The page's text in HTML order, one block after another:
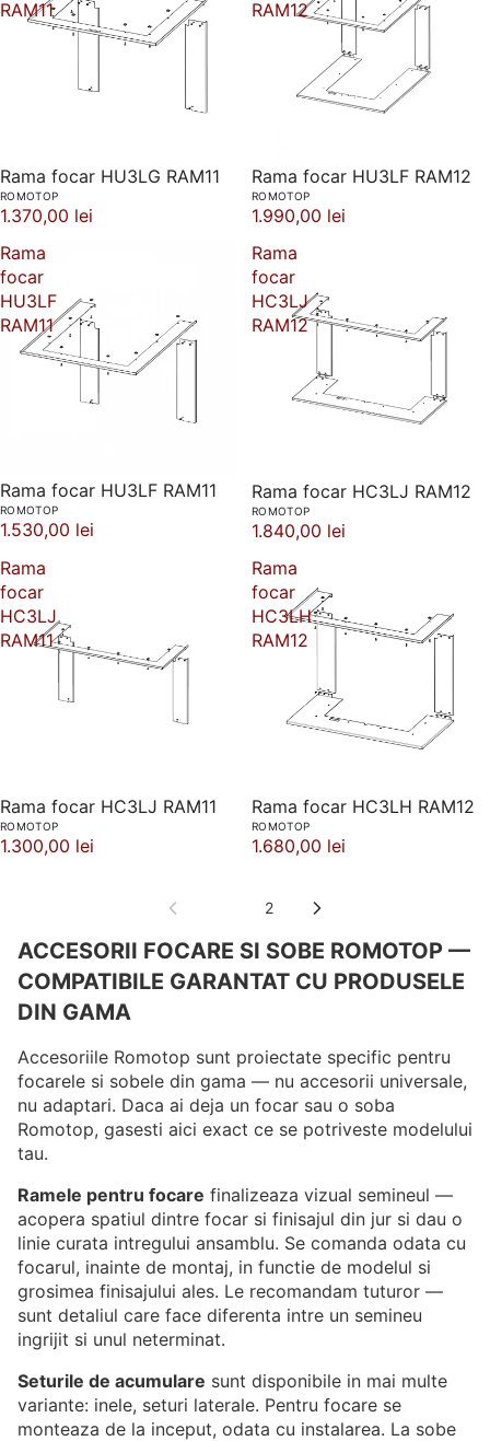
RAM11
Rama focar HU3LG RAM11
ROMOTOP
1.370,00 lei
RAM12
Rama focar HU3LF RAM12
ROMOTOP
1.990,00 lei
Rama
focar
HU3LF
RAM11
Rama focar HU3LF RAM11
ROMOTOP
1.530,00 lei
Rama
focar
HC3LJ
RAM12
Rama focar HC3LJ RAM12
ROMOTOP
1.840,00 lei
Rama
focar
HC3LJ
RAM11
Rama focar HC3LJ RAM11
ROMOTOP
1.300,00 lei
Rama
focar
HC3LH
RAM12
Rama focar HC3LH RAM12
ROMOTOP
1.680,00 lei
2
ACCESORII FOCARE SI SOBE ROMOTOP —
COMPATIBILE GARANTAT CU PRODUSELE
DIN GAMA
Accesoriile Romotop sunt proiectate specific pentru
focarele si sobele din gama — nu accesorii universale,
nu adaptari. Daca ai deja un focar sau o soba
Romotop, gasesti aici exact ce se potriveste modelului
tau.
Ramele pentru focare finalizeaza vizual semineul —
acopera spatiul dintre focar si finisajul din jur si dau o
linie curata intregului ansamblu. Se comanda odata cu
focarul, inainte de montaj, in functie de modelul si
grosimea finisajului ales. Le recomandam tuturor —
sunt detaliul care face diferenta intre un semineu
ingrijit si unul neterminat.
Seturile de acumulare sunt disponibile in mai multe
variante: inele, seturi laterale. Pentru focare se
monteaza de la inceput, odata cu instalarea. La sobe